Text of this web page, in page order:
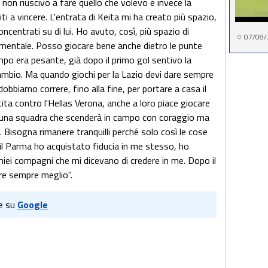
a vincere. L'entrata di Keita mi ha creato più spazio,
su di lui. Ho avuto, così, più spazio di
Posso giocare bene anche dietro le punte
era pesante, già dopo il primo gol sentivo la
Ma quando giochi per la Lazio devi dare sempre
correre, fino alla fine, per portare a casa il
contro l'Hellas Verona, anche a loro piace giocare
squadra che scenderà in campo con coraggio ma
rimanere tranquilli perché solo così le cose
Parma ho acquistato fiducia in me stesso, ho
compagni che mi dicevano di credere in me. Dopo il
sempre meglio".
su Google
07/08/